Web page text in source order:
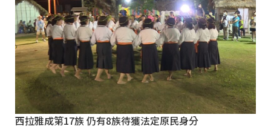
西拉雅成第17族 仍有8族待獲法定原民身分